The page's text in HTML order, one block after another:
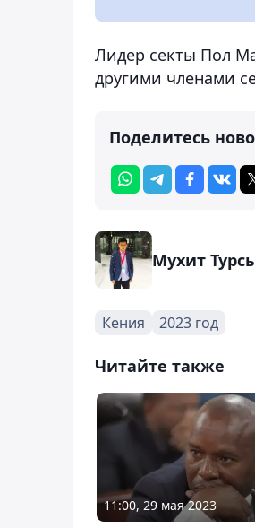
Лидер секты Пол
другими членами
Поделитесь
Мухит
Кения 2023 год
Читайте также
11:00, 29 мая 2023